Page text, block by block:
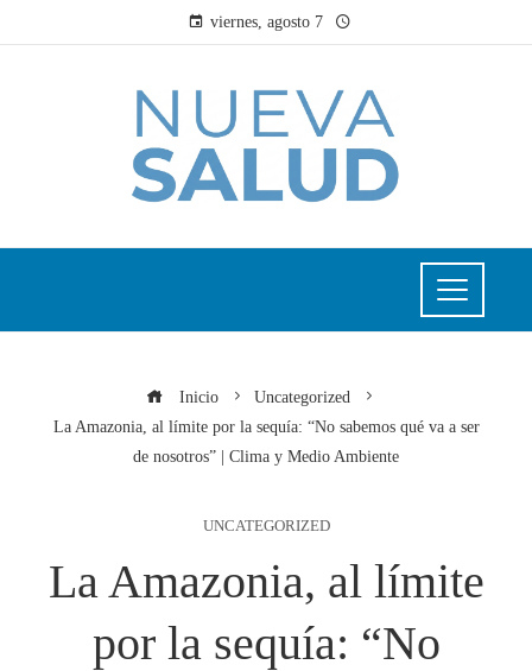
viernes, agosto 7
Inicio
Uncategorized
La Amazonia, al límite por la sequía: “No sabemos qué va a ser
de nosotros” | Clima y Medio Ambiente
UNCATEGORIZED
La Amazonia, al límite
por la sequía: “No